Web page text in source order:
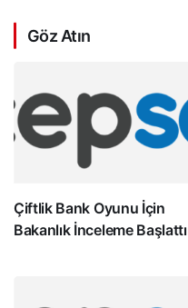
Göz Atın
Çiftlik Bank Oyunu İçin
Bakanlık İnceleme Başlattı